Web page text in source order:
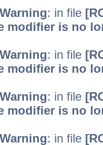
: in file
modifier is no
: in file
modifier is no
: in file
modifier is no
: in file